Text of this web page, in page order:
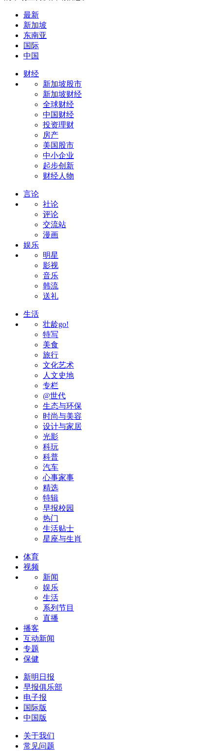
最新
新加坡
东南亚
国际
中国
财经
新加坡股市
新加坡财经
全球财经
中国财经
投资理财
房产
美国股市
中小企业
起步创新
财经人物
言论
社论
评论
交流站
漫画
娱乐
明星
影视
音乐
韩流
送礼
生活
壮龄go!
特写
美食
旅行
文化艺术
人文史地
专栏
@世代
生态与环保
时尚与美容
设计与家居
光影
科玩
科普
汽车
心事家事
精选
特辑
早报校园
热门
生活贴士
星座与生肖
体育
视频
新闻
娱乐
生活
系列节目
直播
播客
互动新闻
专题
保健
新明日报
早报俱乐部
电子报
国际版
中国版
关于我们
常见问题